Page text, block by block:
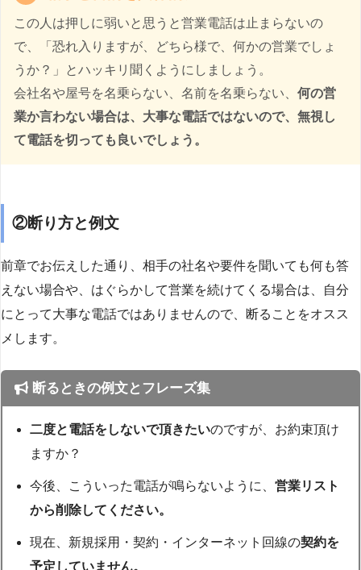
この人は押しに弱いと思うと営業電話は止まらないの
で、「恐れ入りますが、どちら様で、何かの営業でしょ
うか？」とハッキリ聞くようにしましょう。
会社名や屋号を名乗らない、名前を名乗らない、 何の営
業か言わない場合は、大事な電話ではないので、無視し
て電話を切っても良いでしょう。
②断り方と例文
前章でお伝えした通り、相手の社名や要件を聞いても何も答
えない場合や、はぐらかして営業を続けてくる場合は、自分
にとって大事な電話ではありませんので、断ることをオスス
メします。
断るときの例文とフレーズ集
二度と電話をしないで頂きたいのですが、お約束頂け
ますか？
今後、こういった電話が鳴らないように、営業リスト
から削除してください。
現在、新規採用・契約・インターネット回線の契約を
予定していません。